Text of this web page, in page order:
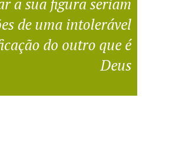
de uma intolerável
do outro que é
Deus